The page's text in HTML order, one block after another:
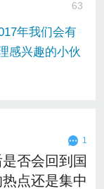
63
年我们会有
感兴趣的小伙
1
否会回到国
点还是集中